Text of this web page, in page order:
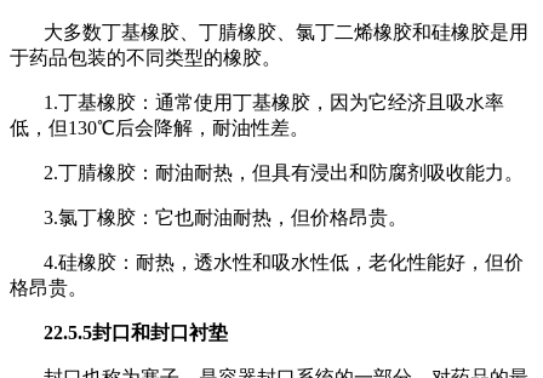
大多数丁基橡胶、丁腈橡胶、氯丁二烯橡胶和硅橡胶是用
于药品包装的不同类型的橡胶。
1.丁基橡胶：通常使用丁基橡胶，因为它经济且吸水率
低，但130℃后会降解，耐油性差。
2.丁腈橡胶：耐油耐热，但具有浸出和防腐剂吸收能力。
3.氯丁橡胶：它也耐油耐热，但价格昂贵。
4.硅橡胶：耐热，透水性和吸水性低，老化性能好，但价
格昂贵。
22.5.5封口和封口衬垫